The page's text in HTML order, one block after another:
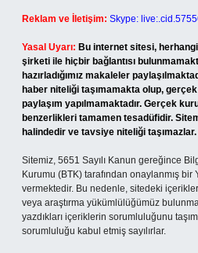
Reklam ve İletişim: Skype:
Yasal Uyarı: Bu internet sitesi,
şirketi ile hiçbir bağlantısı
hazırladığımız makaleler
haber niteliği taşımamakta olup,
paylaşım yapılmamaktadır. Gerçek
benzerlikleri tamamen tesadüfidir.
halindedir ve tavsiye niteliği taşımazlar.
Sitemiz, 5651 Sayılı Kanun gereğince
Kurumu (BTK) tarafından onaylanmış bir
vermektedir. Bu nedenle, sitedeki
veya araştırma yükümlülüğümüz
yazdıkları içeriklerin sorumluluğunu
sorumluluğu kabul etmiş sayılırlar.